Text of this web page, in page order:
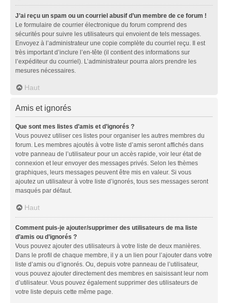
J’ai reçu un spam ou un courriel abusif d’un membre de ce forum !
Le formulaire de courrier électronique du forum comprend des
sécurités pour suivre les utilisateurs qui envoient de tels messages.
Envoyez à l’administrateur une copie complète du courriel reçu. Il est
très important d’inclure l’en-tête (il contient des informations sur
l’expéditeur du courriel). L’administrateur pourra alors prendre les
mesures nécessaires.
Haut
Amis et ignorés
Que sont mes listes d’amis et d’ignorés ?
Vous pouvez utiliser ces listes pour organiser les autres membres du
forum. Les membres ajoutés à votre liste d’amis seront affichés dans
votre panneau de l’utilisateur pour un accès rapide, voir leur état de
connexion et leur envoyer des messages privés. Selon les thèmes
graphiques, leurs messages peuvent être mis en valeur. Si vous
ajoutez un utilisateur à votre liste d’ignorés, tous ses messages seront
masqués par défaut.
Haut
Comment puis-je ajouter/supprimer des utilisateurs de ma liste
d’amis ou d’ignorés ?
Vous pouvez ajouter des utilisateurs à votre liste de deux manières.
Dans le profil de chaque membre, il y a un lien pour l’ajouter dans votre
liste d’amis ou d’ignorés. Ou, depuis votre panneau de l’utilisateur,
vous pouvez ajouter directement des membres en saisissant leur nom
d’utilisateur. Vous pouvez également supprimer des utilisateurs de
votre liste depuis cette même page.